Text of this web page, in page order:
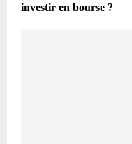
investir en bourse ?